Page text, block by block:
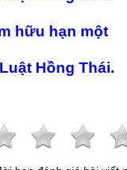
hữu hạn một
Hồng Thái.